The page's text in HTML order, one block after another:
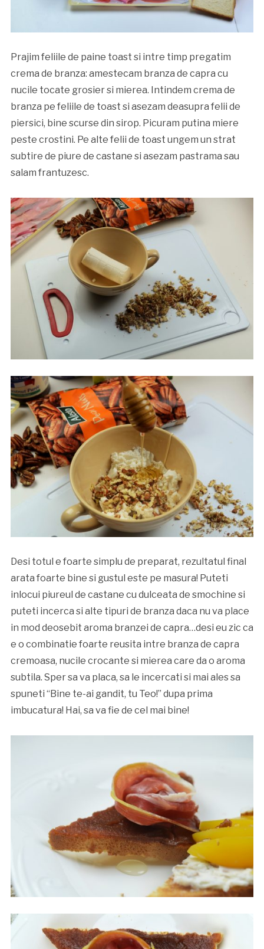
Prajim feliile de paine toast si intre timp pregatim
crema de branza: amestecam branza de capra cu
nucile tocate grosier si mierea. Intindem crema de
branza pe feliile de toast si asezam deasupra felii de
piersici, bine scurse din sirop. Picuram putina miere
peste crostini. Pe alte felii de toast ungem un strat
subtire de piure de castane si asezam pastrama sau
salam frantuzesc.
Desi totul e foarte simplu de preparat, rezultatul final
arata foarte bine si gustul este pe masura! Puteti
inlocui piureul de castane cu dulceata de smochine si
puteti incerca si alte tipuri de branza daca nu va place
in mod deosebit aroma branzei de capra…desi eu zic ca
e o combinatie foarte reusita intre branza de capra
cremoasa, nucile crocante si mierea care da o aroma
subtila. Sper sa va placa, sa le incercati si mai ales sa
spuneti “Bine te-ai gandit, tu Teo!” dupa prima
imbucatura! Hai, sa va fie de cel mai bine!